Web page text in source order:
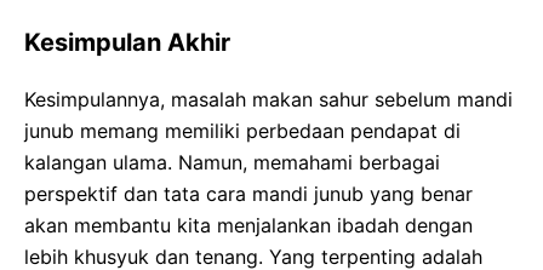
Kesimpulan Akhir
Kesimpulannya, masalah makan sahur sebelum mandi
junub memang memiliki perbedaan pendapat di
kalangan ulama. Namun, memahami berbagai
perspektif dan tata cara mandi junub yang benar
akan membantu kita menjalankan ibadah dengan
lebih khusyuk dan tenang. Yang terpenting adalah